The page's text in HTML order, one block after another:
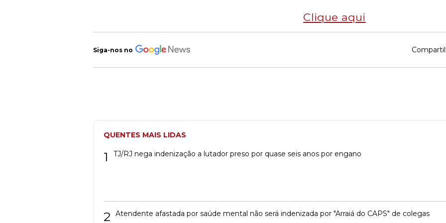
Clique aqui
Siga-nos no
QUENTES MAIS LIDAS
1 TJ/RJ nega indenização a lutador preso por quase seis anos por engano
2 Atendente afastada por saúde mental não será indenizada por "Arraiá do CAPS" de colegas